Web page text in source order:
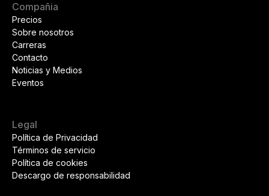
Compañia
Precios
Sobre nosotros
Carreras
Contacto
Noticias y Medios
Eventos
Legal
Política de Privacidad
Términos de servicio
Política de cookies
Descargo de responsabilidad